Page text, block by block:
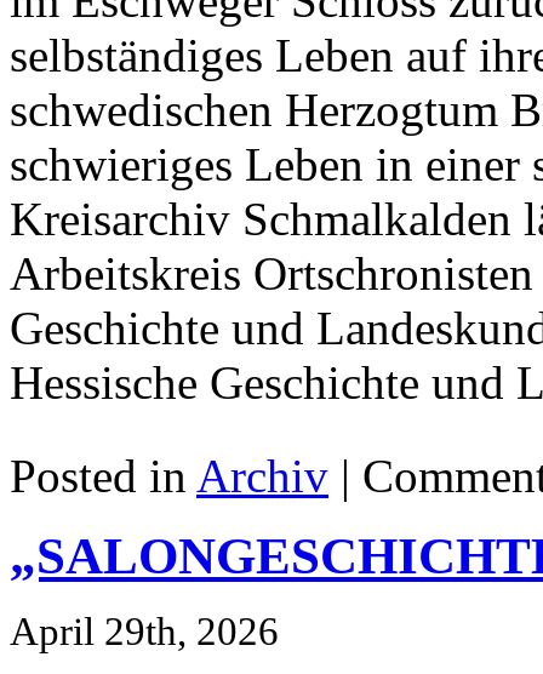
selbständiges Leben auf
schwedischen Herzogtum
schwieriges Leben in
Kreisarchiv Schmalkalden
Arbeitskreis
Geschichte und
Hessische Geschichte und
Posted in Archiv |
April 29th, 2026